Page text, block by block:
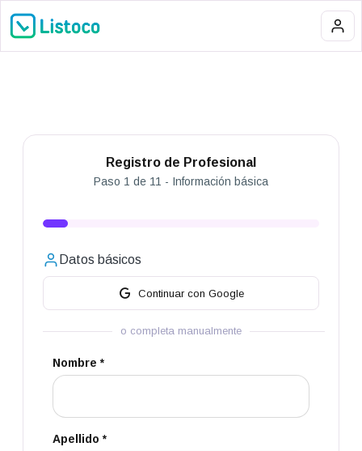
Registro de Profesional
Paso 1 de 11 - Información básica
Datos básicos
Continuar con Google
o completa manualmente
Nombre *
Apellido *